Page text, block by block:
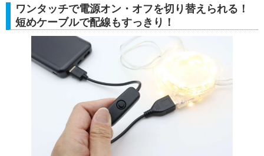
ワンタッチで電源オン・オフを切り替えられる！
短めケーブルで配線もすっきり！